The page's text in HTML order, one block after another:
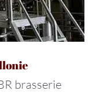
brasserie